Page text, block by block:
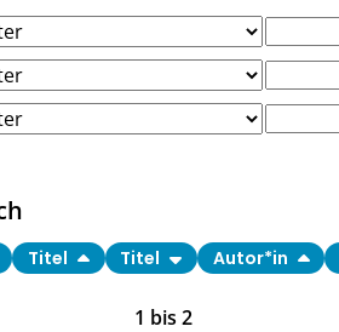
1 bis 2
Titel Titel Autor*in